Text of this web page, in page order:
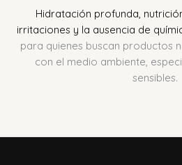
Hidratación profunda,
irritaciones y la ausencia de
para quienes buscan productos
con el medio ambiente,
sensibles.